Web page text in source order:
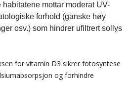
mottar moderat UV-
forhold (ganske høy
osv.) som hindrer ufiltrert sollys
for vitamin D3 sikrer fotosyntese
og forhindre